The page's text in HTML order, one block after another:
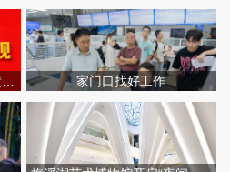
【专题】树立和践行正确政绩观学习教育 家门口找好工作